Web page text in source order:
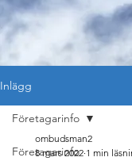
Inlägg
Företagarinfo
Företagarinfo
ombudsman2
8 mars 2022 1 min